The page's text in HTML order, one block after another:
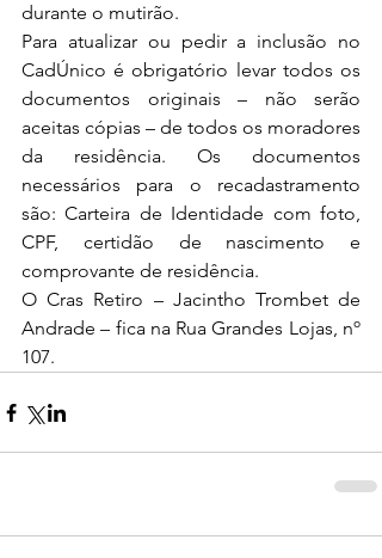
durante o mutirão.
Para atualizar ou pedir a inclusão no
CadÚnico é obrigatório levar todos os
documentos originais – não serão
aceitas cópias – de todos os moradores
da residência. Os documentos
necessários para o recadastramento
são: Carteira de Identidade com foto,
CPF, certidão de nascimento e
comprovante de residência.
O Cras Retiro – Jacintho Trombet de
Andrade – fica na Rua Grandes Lojas, nº
107.